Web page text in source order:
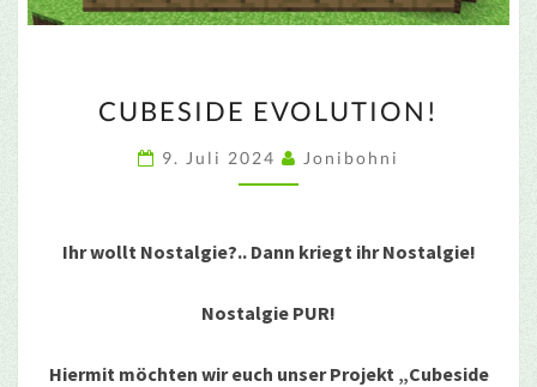
EVOLUTION!
CUBESIDE EVOLUTION!
9. Juli 2024 Jonibohni
Ihr wollt Nostalgie?.. Dann kriegt ihr Nostalgie!
Nostalgie PUR!
Hiermit möchten wir euch unser Projekt „Cubeside